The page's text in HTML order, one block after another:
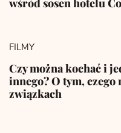
wśród sosen hotelu
FILMY
Czy można kochać i
innego? O tym,
związkach